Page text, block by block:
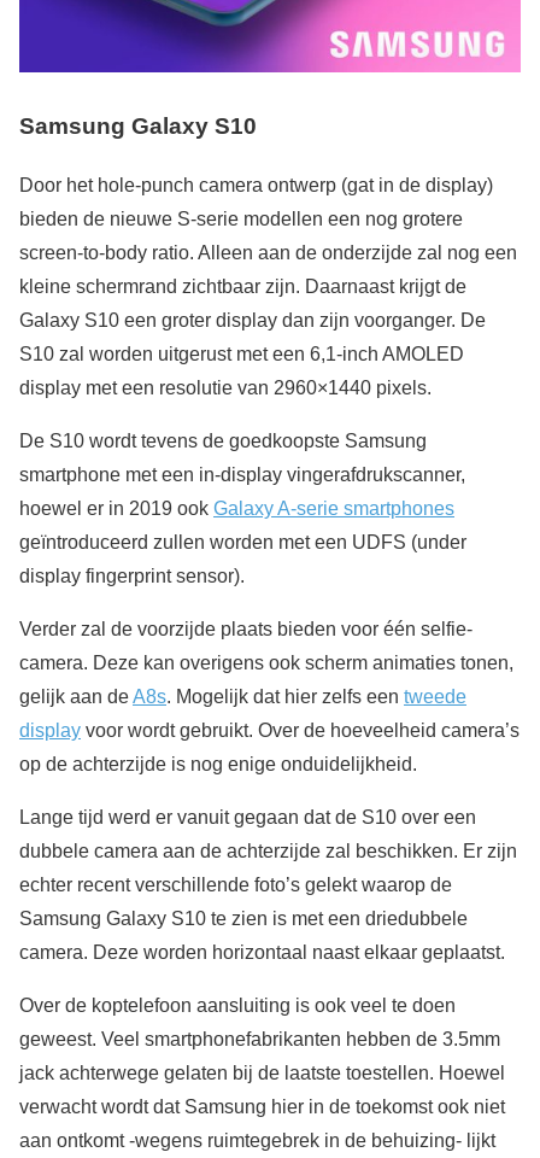
Samsung Galaxy S10
Door het hole-punch camera ontwerp (gat in de display)
bieden de nieuwe S-serie modellen een nog grotere
screen-to-body ratio. Alleen aan de onderzijde zal nog een
kleine schermrand zichtbaar zijn. Daarnaast krijgt de
Galaxy S10 een groter display dan zijn voorganger. De
S10 zal worden uitgerust met een 6,1-inch AMOLED
display met een resolutie van 2960×1440 pixels.
De S10 wordt tevens de goedkoopste Samsung
smartphone met een in-display vingerafdrukscanner,
hoewel er in 2019 ook Galaxy A-serie smartphones
geïntroduceerd zullen worden met een UDFS (under
display fingerprint sensor).
Verder zal de voorzijde plaats bieden voor één selfie-
camera. Deze kan overigens ook scherm animaties tonen,
gelijk aan deA8s. Mogelijk dat hier zelfs een tweede
display voor wordt gebruikt. Over de hoeveelheid camera’s
op de achterzijde is nog enige onduidelijkheid.
Lange tijd werd er vanuit gegaan dat de S10 over een
dubbele camera aan de achterzijde zal beschikken. Er zijn
echter recent verschillende foto’s gelekt waarop de
Samsung Galaxy S10 te zien is met een driedubbele
camera. Deze worden horizontaal naast elkaar geplaatst.
Over de koptelefoon aansluiting is ook veel te doen
geweest. Veel smartphonefabrikanten hebben de 3.5mm
jack achterwege gelaten bij de laatste toestellen. Hoewel
verwacht wordt dat Samsung hier in de toekomst ook niet
aan ontkomt -wegens ruimtegebrek in de behuizing- lijkt